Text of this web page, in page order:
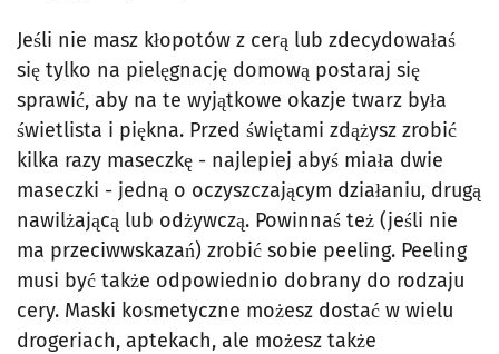
Jeśli nie masz kłopotów z cerą lub zdecydowałaś
się tylko na pielęgnację domową postaraj się
sprawić, aby na te wyjątkowe okazje twarz była
świetlista i piękna. Przed świętami zdążysz zrobić
kilka razy maseczkę - najlepiej abyś miała dwie
maseczki - jedną o oczyszczającym działaniu, drugą
nawilżającą lub odżywczą. Powinnaś też (jeśli nie
ma przeciwwskazań) zrobić sobie peeling. Peeling
musi być także odpowiednio dobrany do rodzaju
cery. Maski kosmetyczne możesz dostać w wielu
drogeriach, aptekach, ale możesz także